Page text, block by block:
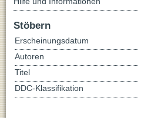
Stöbern
Erscheinungsdatum
Autoren
Titel
DDC-Klassifikation